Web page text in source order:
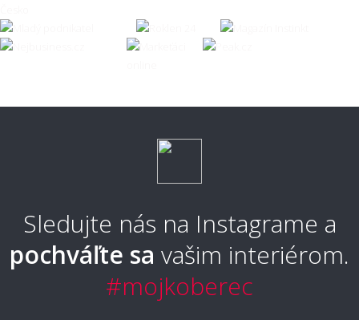
Sledujte nás na Instagrame a
pochváľte sa vašim interiérom.
#mojkoberec